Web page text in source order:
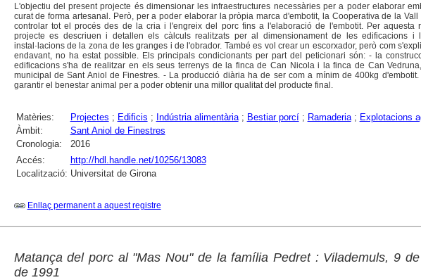
L'objectiu del present projecte és dimensionar les infraestructures necessàries per a poder elaborar
curat de forma artesanal. Però, per a poder elaborar la pròpia marca d'embotit, la Cooperativa de la Vall
controlar tot el procés des de la cria i l'engreix del porc fins a l'elaboració de l'embotit. Per aquesta
projecte es descriuen i detallen els càlculs realitzats per al dimensionament de les edificacions i
instal·lacions de la zona de les granges i de l'obrador. També es vol crear un escorxador, però com
endavant, no ha estat possible. Els principals condicionants per part del peticionari són: - la
edificacions s'ha de realitzar en els seus terrenys de la finca de Can Nicola i la finca de Can
municipal de Sant Aniol de Finestres. - La producció diària ha de ser com a mínim de 400kg
garantir el benestar animal per a poder obtenir una millor qualitat del producte final.
Matèries: Projectes ; Edificis ; Indústria alimentària; Bestiar porcí; Ramaderia; Explotacions
Àmbit:
Sant Aniol de Finestres
Cronologia:
2016
Accés:
http://hdl.handle.net/10256/13083
Localització: Universitat de Girona
Enllaç permanent a aquest registre
Matança del porc al "Mas Nou" de la família Pedret : Vilademuls, 9
de 1991